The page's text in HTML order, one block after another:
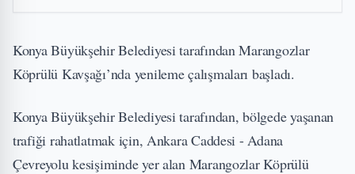
Konya Büyükşehir Belediyesi tarafından Marangozlar
Köprülü Kavşağı’nda yenileme çalışmaları başladı.
Konya Büyükşehir Belediyesi tarafından, bölgede yaşanan
trafiği rahatlatmak için, Ankara Caddesi - Adana
Çevreyolu kesişiminde yer alan Marangozlar Köprülü